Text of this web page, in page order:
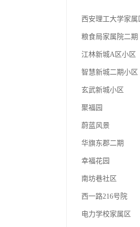
西安理工大学家属
粮食局家属院二期
江林新城A区小区
智慧新城二期小区
玄武新城小区
聚福园
蔚蓝风景
华旗东郡二期
幸福花园
南坊巷社区
西一路216号院
电力学校家属区